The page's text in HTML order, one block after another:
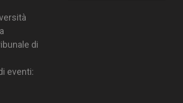
di
eventi: